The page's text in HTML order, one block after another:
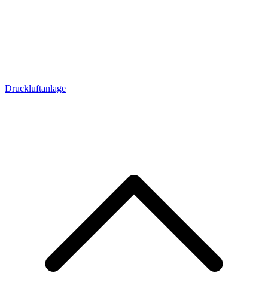
Druckluftanlage